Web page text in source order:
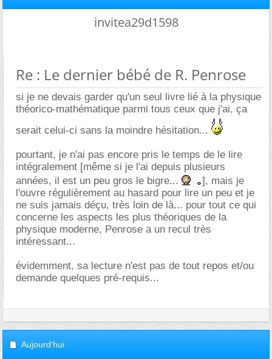
invitea29d1598
Re : Le dernier bébé de R. Penrose
si je ne devais garder qu'un seul livre lié à la physique
théorico-mathématique parmi tous ceux que j'ai, ça
serait celui-ci sans la moindre hésitation...
pourtant, je n'ai pas encore pris le temps de le lire
intégralement [même si je l'ai depuis plusieurs
années, il est un peu gros le bigre...
], mais je
l'ouvre régulièrement au hasard pour lire un peu et je
ne suis jamais déçu, très loin de là... pour tout ce qui
concerne les aspects les plus théoriques de la
physique moderne, Penrose a un recul très
intéressant...
évidemment, sa lecture n'est pas de tout repos et/ou
demande quelques pré-requis...
Aujourd'hui